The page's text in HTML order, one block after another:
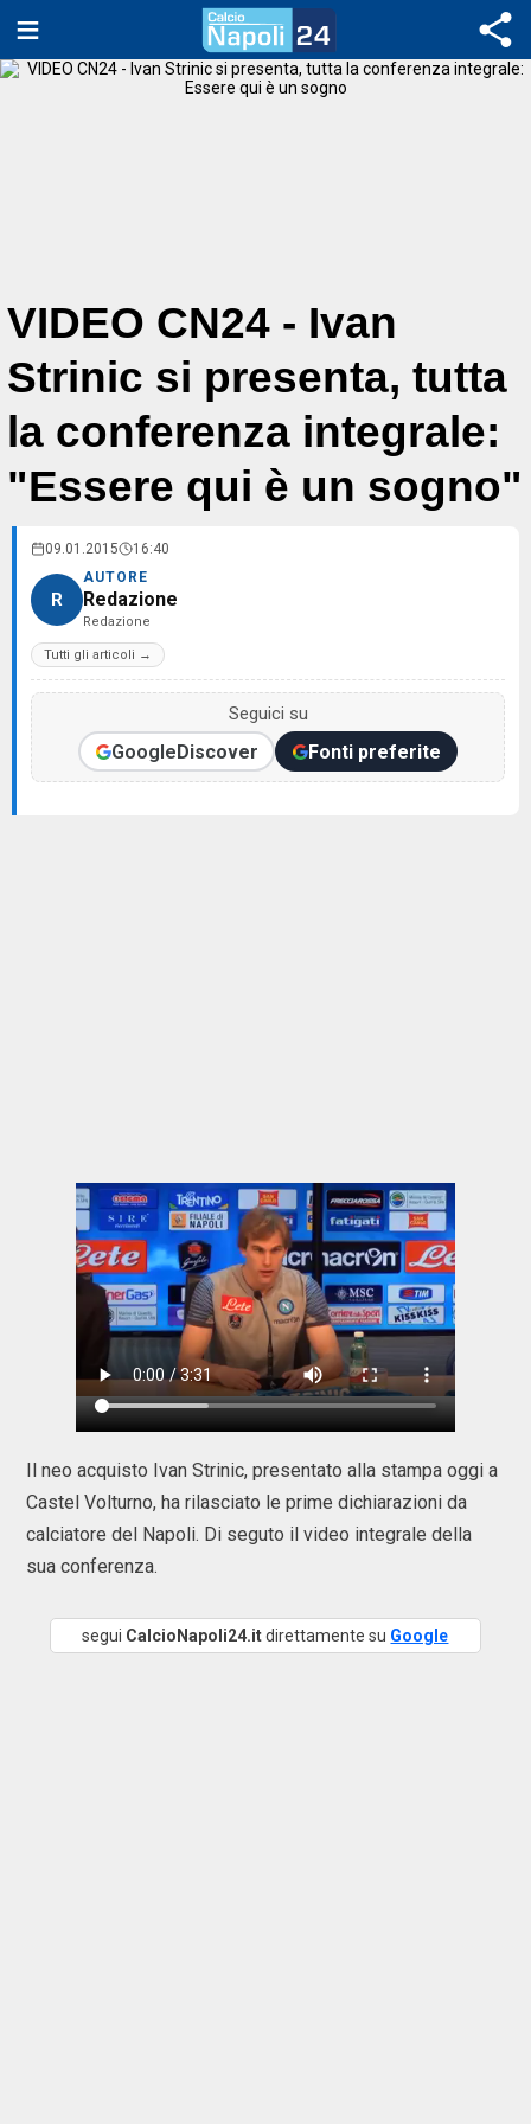
VIDEO CN24 - Ivan
Strinic si presenta, tutta
la conferenza integrale:
"Essere qui è un sogno"
09.01.2015 16:40
R
AUTORE
Redazione
Redazione
Tutti gli articoli →
Seguici su
GoogleDiscover Fonti preferite
Il neo acquisto Ivan Strinic, presentato alla stampa oggi a
Castel Volturno, ha rilasciato le prime dichiarazioni da
calciatore del Napoli. Di seguto il video integrale della
sua conferenza.
segui CalcioNapoli24.itdirettamente su Google